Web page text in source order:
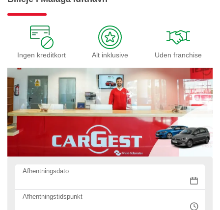
Ingen kreditkort Alt inklusive Uden franchise
Afhentningsdato
Afhentningstidspunkt